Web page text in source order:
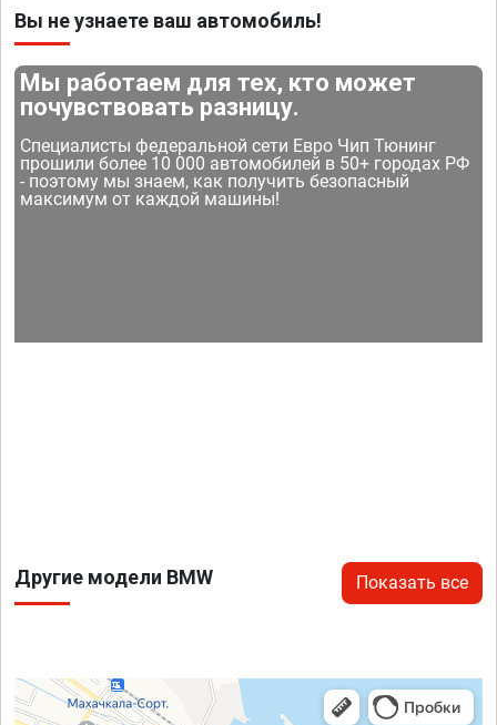
Вы не узнаете ваш автомобиль!
Мы работаем для тех, кто может
почувствовать разницу.
Специалисты федеральной сети Евро Чип Тюнинг
прошили более 10 000 автомобилей в 50+ городах РФ
- поэтому мы знаем, как получить безопасный
максимум от каждой машины!
Другие модели BMW Показать все